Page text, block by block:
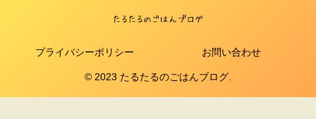
プライバシーポリシー お問い合わせ
© 2023 たるたるのごはんブログ.